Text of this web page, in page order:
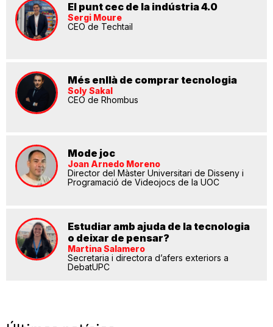
El punt cec de la indústria 4.0
Sergi Moure
CEO de Techtail
Més enllà de comprar tecnologia
Soly Sakal
CEO de Rhombus
Mode joc
Joan Arnedo Moreno
Director del Màster Universitari de Disseny i
Programació de Videojocs de la UOC
Estudiar amb ajuda de la tecnologia
o deixar de pensar?
Martina Salamero
Secretaria i directora d’afers exteriors a
DebatUPC